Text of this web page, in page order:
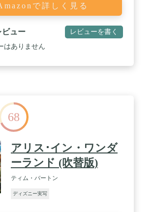
で詳しく見る
ビュー レビューを書く
はありません
68
アリス･イン・ワンダ
ーランド (吹替版)
ティム・バートン
ディズニー実写